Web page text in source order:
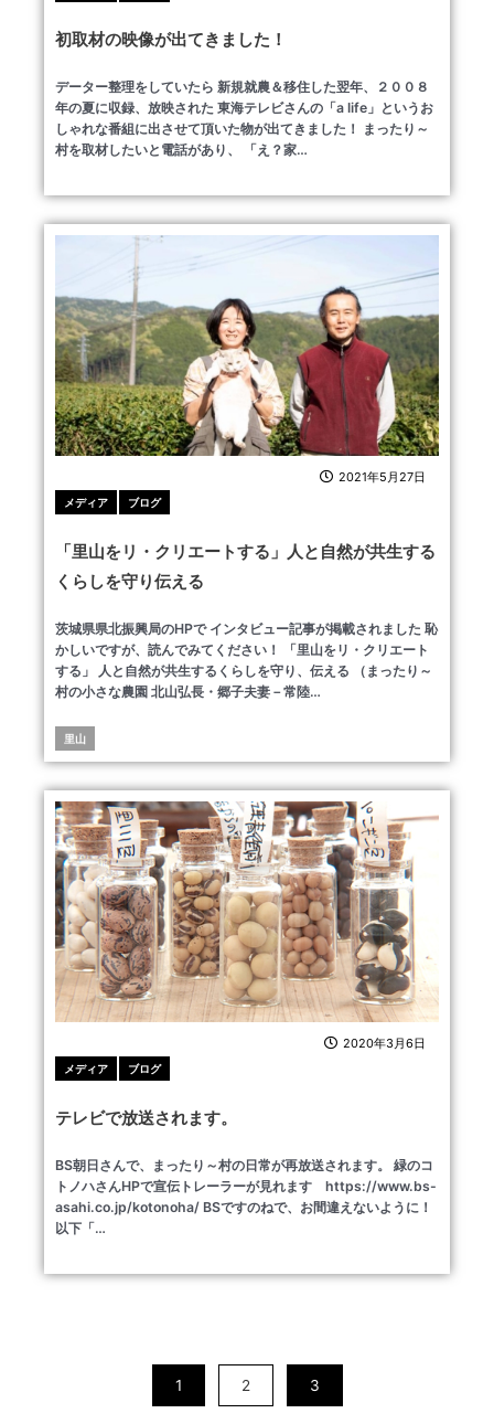
初取材の映像が出てきました！
データー整理をしていたら 新規就農＆移住した翌年、２００８
年の夏に収録、放映された 東海テレビさんの「a life」というお
しゃれな番組に出させて頂いた物が出てきました！ まったり～
村を取材したいと電話があり、 「え？家…
2021年5月27日
メディア ブログ
「里山をリ・クリエートする」人と自然が共生する
くらしを守り伝える
茨城県県北振興局のHPで インタビュー記事が掲載されました 恥
かしいですが、読んでみてください！ 「里山をリ・クリエート
する」 人と自然が共生するくらしを守り、伝える （まったり～
村の小さな農園 北山弘長・郷子夫妻－常陸…
里山
2020年3月6日
メディア ブログ
テレビで放送されます。
BS朝日さんで、まったり～村の日常が再放送されます。 緑のコ
トノハさんHPで宣伝トレーラーが見れます https://www.bs-
asahi.co.jp/kotonoha/ BSですのねで、お間違えないように！
以下「…
1 2 3